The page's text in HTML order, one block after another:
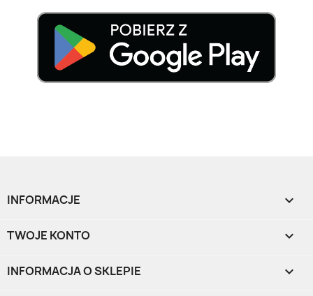
INFORMACJE 
TWOJE KONTO 
INFORMACJA O SKLEPIE keyboard_arrow_down